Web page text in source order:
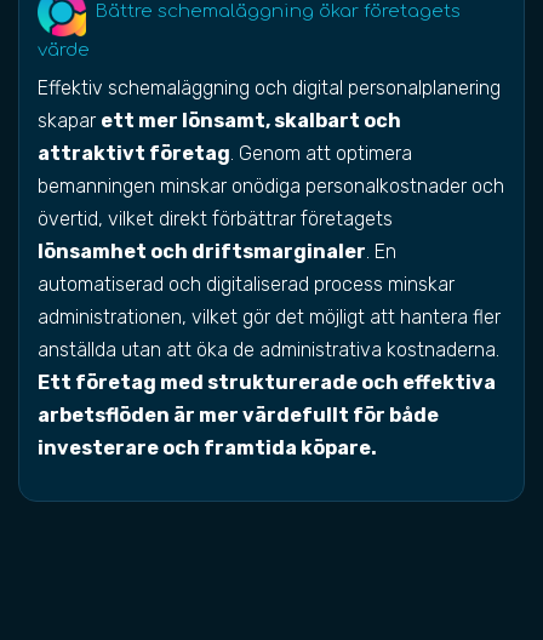
Bättre schemaläggning ökar företagets
värde
Effektiv schemaläggning och digital personalplanering
skapar ett mer lönsamt, skalbart och
attraktivt företag. Genom att optimera
bemanningen minskar onödiga personalkostnader och
övertid, vilket direkt förbättrar företagets
lönsamhet och driftsmarginaler. En
automatiserad och digitaliserad process minskar
administrationen, vilket gör det möjligt att hantera fler
anställda utan att öka de administrativa kostnaderna.
Ett företag med strukturerade och effektiva
arbetsflöden är mer värdefullt för både
investerare och framtida köpare.